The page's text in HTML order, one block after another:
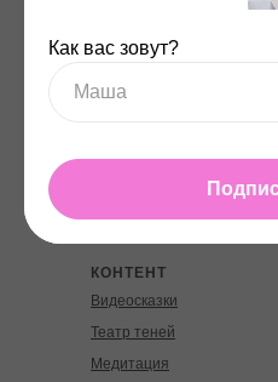
Развивающий планшет
Музыкальная игрушка
КОНТЕНТ
Видеосказки
Театр теней
Медитация
Как вас зовут?